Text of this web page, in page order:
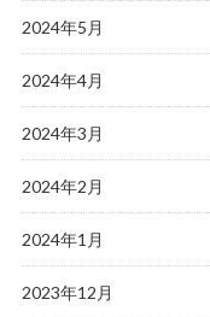
2024年5月
2024年4月
2024年3月
2024年2月
2024年1月
2023年12月